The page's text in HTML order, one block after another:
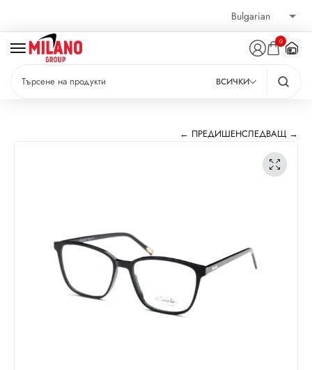
0
ВСИЧКИ
← ПРЕДИШЕНСЛЕДВАЩ →